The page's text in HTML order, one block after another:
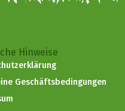
Hinweise
Geschäftsbedingungen